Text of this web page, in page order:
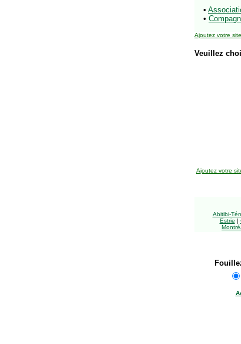
•
•
Ajoutez votre site
Veuillez
Ajoutez votre
Abitibi-
Estrie |